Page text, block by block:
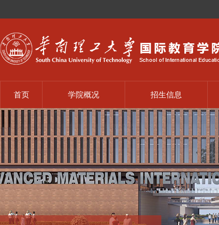
首页 学院概况 招生信息